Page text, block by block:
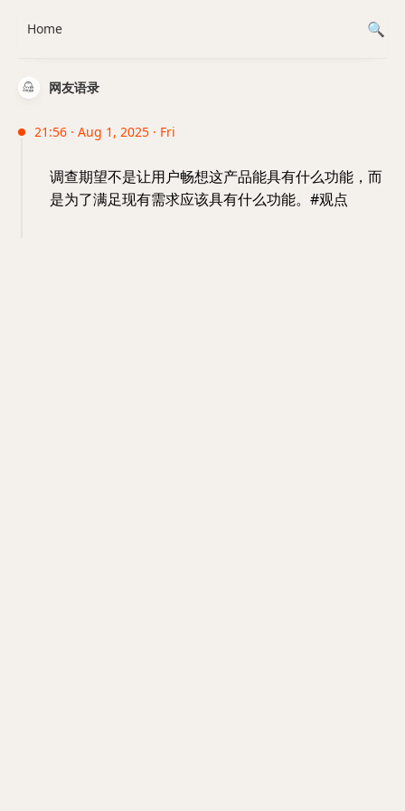
网友语录
21:56 · Aug 1, 2025 · Fri
调查期望不是让用户畅想这产品能具有什么功能，而
是为了满足现有需求应该具有什么功能。#观点
Home